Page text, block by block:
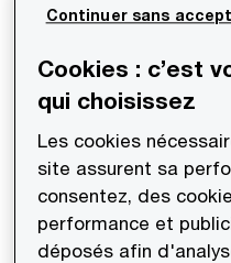
aussi
La France s'inscrit
Cookies : c’est
qui choisissez
Les cookies
site assurent sa
consentez, des
performance et
déposés afin
Continuer sans